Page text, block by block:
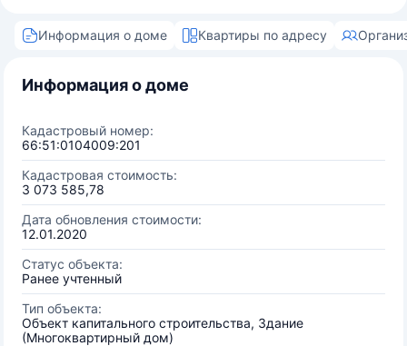
Информация о доме Квартиры по адресу
Информация о доме
Кадастровый номер:
66:51:0104009:201
Кадастровая стоимость:
3 073 585,78
Дата обновления стоимости:
12.01.2020
Статус объекта:
Ранее учтенный
Тип объекта:
Объект капитального строительства, Здание
(Многоквартирный дом)